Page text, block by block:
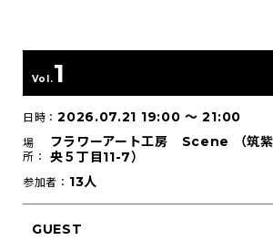
Vol.1
日時：2026.07.21 19:00〜 21:00
場
所：
フラワーアート工房 Scene （筑紫
央５丁目11-7）
参加者： 13人
GUEST